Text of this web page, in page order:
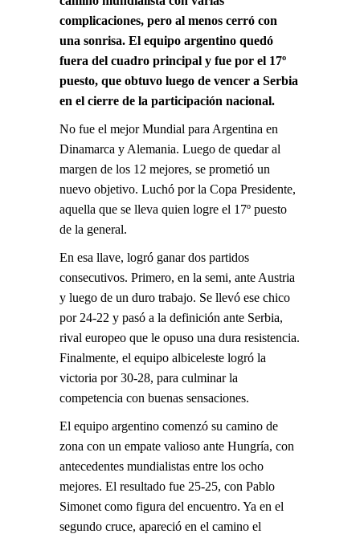
complicaciones, pero al menos cerró con
una sonrisa. El equipo argentino quedó
fuera del cuadro principal y fue por el 17º
puesto, que obtuvo luego de vencer a Serbia
en el cierre de la participación nacional.
No fue el mejor Mundial para Argentina en
Dinamarca y Alemania. Luego de quedar al
margen de los 12 mejores, se prometió un
nuevo objetivo. Luchó por la Copa Presidente,
aquella que se lleva quien logre el 17º puesto
de la general.
En esa llave, logró ganar dos partidos
consecutivos. Primero, en la semi, ante Austria
y luego de un duro trabajo. Se llevó ese chico
por 24-22 y pasó a la definición ante Serbia,
rival europeo que le opuso una dura resistencia.
Finalmente, el equipo albiceleste logró la
victoria por 30-28, para culminar la
competencia con buenas sensaciones.
El equipo argentino comenzó su camino de
zona con un empate valioso ante Hungría, con
antecedentes mundialistas entre los ocho
mejores. El resultado fue 25-25, con Pablo
Simonet como figura del encuentro. Ya en el
segundo cruce, apareció en el camino el